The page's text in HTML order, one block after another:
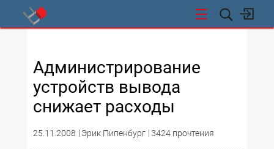
Администрирование
устройств вывода
снижает расходы
25.11.2008 Эрик Пипенбург 3424 прочтения